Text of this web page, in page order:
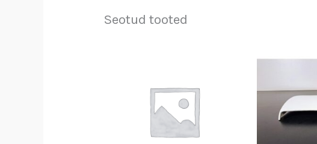
Seotud tooted